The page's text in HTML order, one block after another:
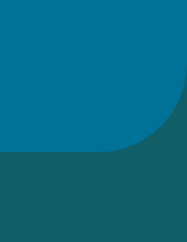
sursur